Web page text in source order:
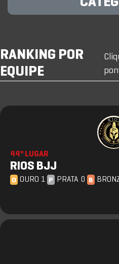
RANKING POR
EQUIPE
44º LUGAR
RIOS BJJ
O OURO 1 P PRATA 0 B